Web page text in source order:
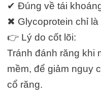
✔ Đúng về tái
✖ Glycoprotein chỉ là
👉 Lý do cốt lõi:
Tránh đánh răng khi
mềm, để giảm nguy
cổ răng.